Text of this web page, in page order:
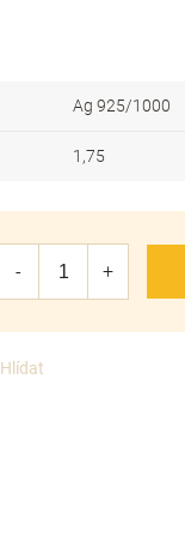
Hlídat
Ag 925/1000
1,75